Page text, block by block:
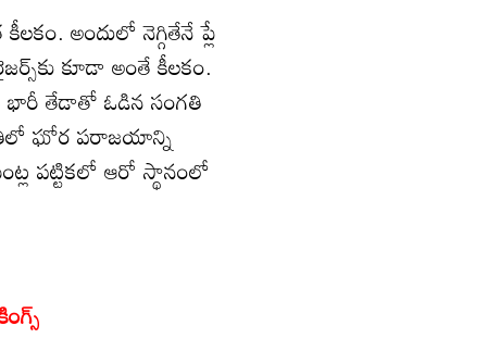
అందులో నెగ్గితేనే ప్లే
కూడా అంతే కీలకం.
భారీ తేడాతో ఓడిన సంగతి
ఘోర పరాజయాన్ని
పట్టికలో ఆరో స్థానంలో